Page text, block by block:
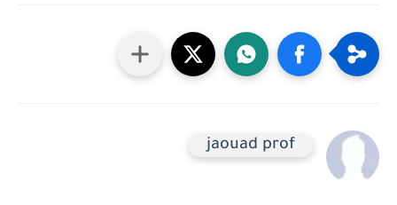
jaouad prof